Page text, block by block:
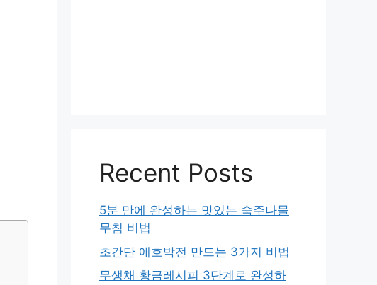
Recent Posts
5분 만에 완성하는 맛있는 숙주나물
무침 비법
초간단 애호박전 만드는 3가지 비법
무생채 황금레시피 3단계로 완성하